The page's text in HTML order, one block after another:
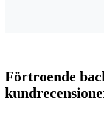
Förtroende